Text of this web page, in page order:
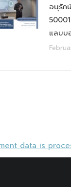
อนุรัก
แลบบ
data is